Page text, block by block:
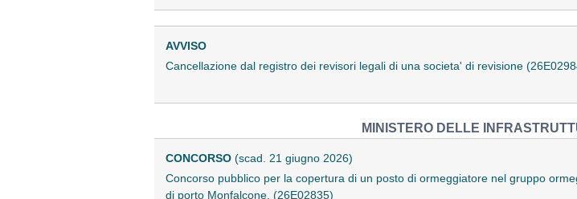
AVVISO
Cancellazione dal registro dei revisori legali di una societa' di revisione
MINISTERO DELLE
CONCORSO (scad. 21 giugno 2026)
Concorso pubblico per la copertura di un posto di ormeggiatore nel gruppo
di porto Monfalcone. (26E02835)